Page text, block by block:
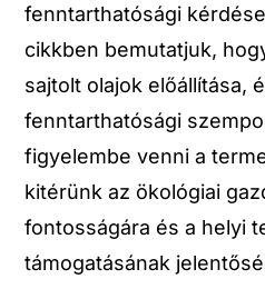
fenntarthatósági
cikkben bemutatjuk,
sajtolt olajok előállítása,
fenntarthatósági
figyelembe venni a
kitérünk az ökológiai
fontosságára és a helyi
támogatásának